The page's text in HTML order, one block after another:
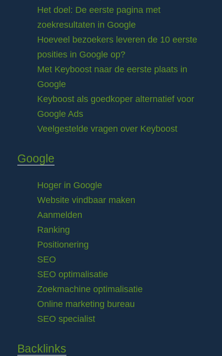
Het doel: De eerste pagina met
zoekresultaten in Google
Hoeveel bezoekers leveren de 10 eerste
posities in Google op?
Met Keyboost naar de eerste plaats in
Google
Keyboost als goedkoper alternatief voor
Google Ads
Veelgestelde vragen over Keyboost
Google
Hoger in Google
Website vindbaar maken
Aanmelden
Ranking
Positionering
SEO
SEO optimalisatie
Zoekmachine optimalisatie
Online marketing bureau
SEO specialist
Backlinks